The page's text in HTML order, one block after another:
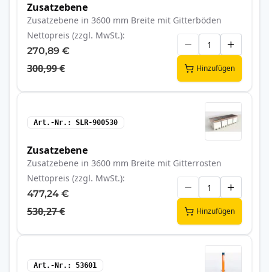
Zusatzebene
Zusatzebene in 3600 mm Breite mit Gitterböden
Nettopreis (zzgl. MwSt.)
270,89 €
300,99 € Hinzufügen
Art.-Nr. SLR-900530
Zusatzebene
Zusatzebene in 3600 mm Breite mit Gitterrosten
Nettopreis (zzgl. MwSt.)
477,24 €
530,27 € Hinzufügen
Art.-Nr. 53601